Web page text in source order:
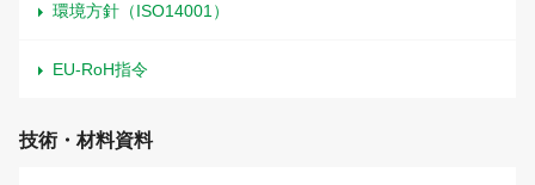
環境方針（ISO14001）
EU-RoH指令
技術・材料資料